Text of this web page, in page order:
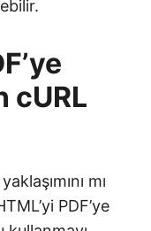
cURL
mı
PDF’ye